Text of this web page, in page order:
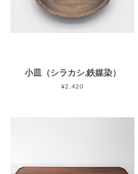
小皿（シラカシ,鉄媒染）
¥2,420